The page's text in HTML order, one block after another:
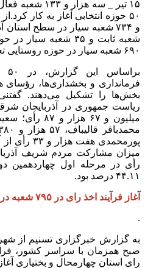
۱۵ تیر _ سه
۶۹۰ شعبه سیار در حوزه روستایی تعیین شده است.
فرمانداری و بخشداری‌ها، رؤسای
بخش‌ها را تشکیل می‌دهند.
ریاست جمهوری در آذربایجان
پورمحمدی
میزان مشارکت مردم شریف
رأی در مرحله اول چهاردهمین
۴۴.۱۱ درصد بود.
آغاز فرآیند اخذ رای در ۷۹۵ شعبه در چهارمحال و بختیاری
.
رای استان چهارمحال و بختیاری